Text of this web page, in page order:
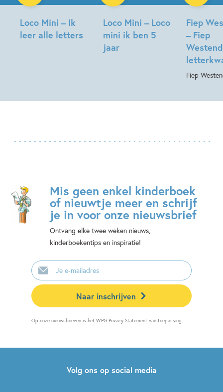
Loco Mini – Ik
leer alle letters
Loco Mini – Loco
mini ik ben 5
jaar
Fiep
– Fiep
Fiep
Mis geen enkel kinderboek
of nieuwtje meer en schrijf
je in voor onze nieuwsbrief
Ontvang elke twee weken nieuws,
kinderboekentips en inspiratie!
E-
mailadres
Naar inschrijven
Op onze nieuwsbrieven is hetWPG Privacy Statement van toepassing.
Volg ons op social media